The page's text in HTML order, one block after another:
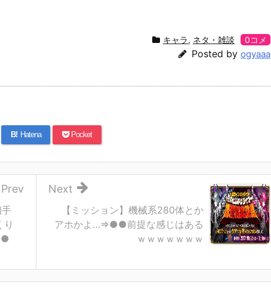
キャラ, ネタ・雑談 0コメ
Posted by ogyaaa
B! Hatena Pocket
【ミッション】機械系280体とか
アホかよ…⇒●●前提な感じはある
ｗｗｗｗｗｗｗ
Next
手
Prev